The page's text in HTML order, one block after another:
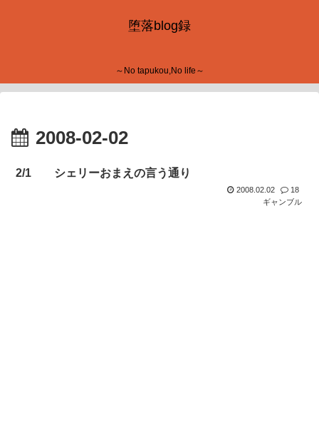
堕落blog録
～No tapukou,No life～
2008-02-02
2/1 シェリーおまえの言う通り
2008.02.02
18
ギャンブル